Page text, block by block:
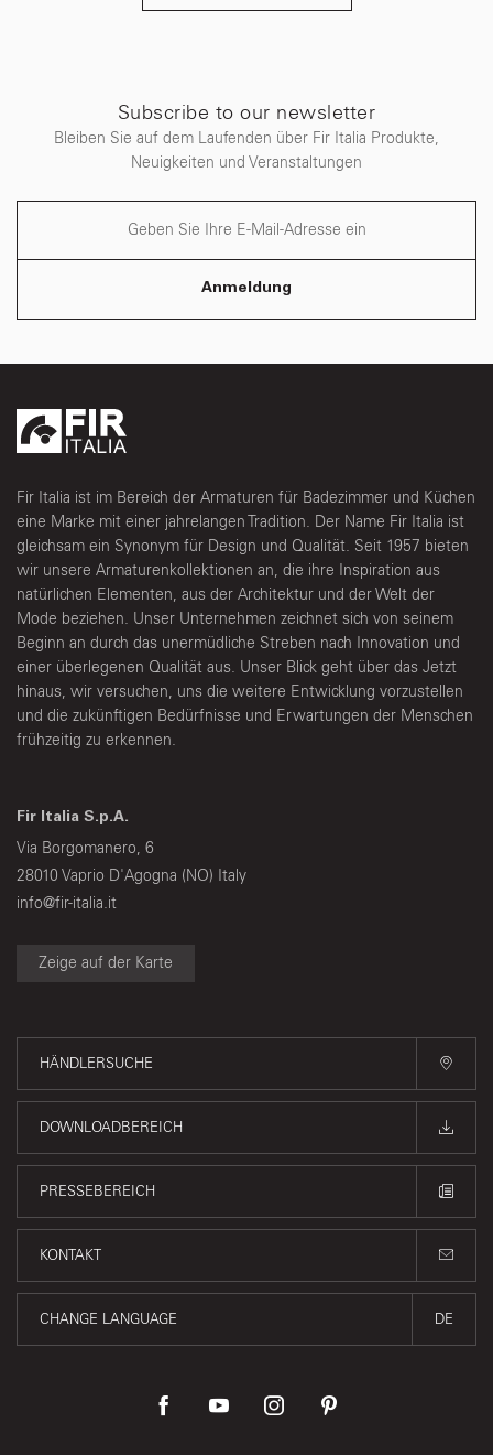
Subscribe to our newsletter
Bleiben Sie auf dem Laufenden über Fir Italia Produkte,
Neuigkeiten und Veranstaltungen
Anmeldung
Fir Italia ist im Bereich der Armaturen für Badezimmer und Küchen
eine Marke mit einer jahrelangen Tradition. Der Name Fir Italia ist
gleichsam ein Synonym für Design und Qualität. Seit 1957 bieten
wir unsere Armaturenkollektionen an, die ihre Inspiration aus
natürlichen Elementen, aus der Architektur und der Welt der
Mode beziehen. Unser Unternehmen zeichnet sich von seinem
Beginn an durch das unermüdliche Streben nach Innovation und
einer überlegenen Qualität aus. Unser Blick geht über das Jetzt
hinaus, wir versuchen, uns die weitere Entwicklung vorzustellen
und die zukünftigen Bedürfnisse und Erwartungen der Menschen
frühzeitig zu erkennen.
Fir Italia S.p.A.
Via Borgomanero, 6
28010 Vaprio D'Agogna (NO) Italy
info@fir-italia.it
Zeige auf der Karte
HÄNDLERSUCHE
DOWNLOADBEREICH
PRESSEBEREICH
KONTAKT
CHANGE LANGUAGE DE